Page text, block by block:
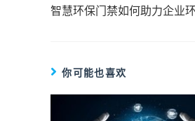
智慧环保门禁如何助力企业
你可能也喜欢